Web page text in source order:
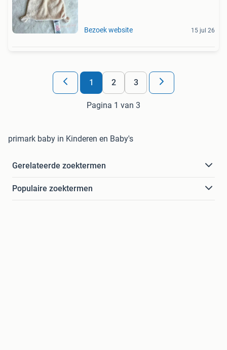
Bezoek website 15 jul 26
1 2 3
Pagina 1 van 3
primark baby in Kinderen en Baby's
Gerelateerde zoektermen
Populaire zoektermen